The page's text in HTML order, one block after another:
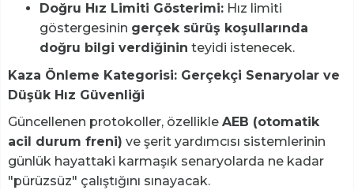
Doğru Hız Limiti Gösterimi: Hız limiti
göstergesinin gerçek sürüş koşullarında
doğru bilgi verdiğinin teyidi istenecek.
Kaza Önleme Kategorisi: Gerçekçi Senaryolar ve
Düşük Hız Güvenliği
Güncellenen protokoller, özellikle AEB (otomatik
acil durum freni) ve şerit yardımcısı sistemlerinin
günlük hayattaki karmaşık senaryolarda ne kadar
"pürüzsüz" çalıştığını sınayacak.